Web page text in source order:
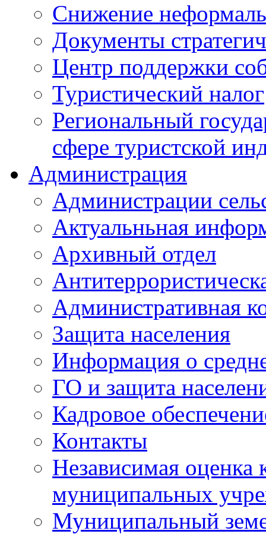
Снижение
Документы
Центр поддержки
Туристический налог
Региональный
сфере туристской
Администрация
Администрации
Актуальньная
Архивный отдел
Административная
Защита населения
Информация о
ГО и защита
Кадровое
Контакты
Независимая оценка
муниципальных
Муниципальный